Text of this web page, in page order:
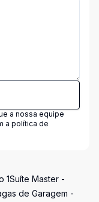
a nossa equipe
a política de
1Suíte Master -
de Garagem -